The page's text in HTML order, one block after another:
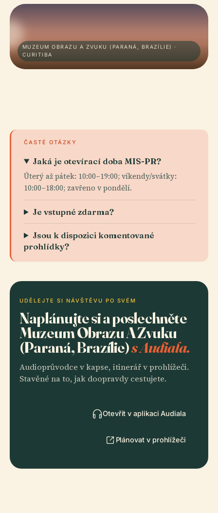
MUZEUM OBRAZU A ZVUKU (PARANÁ, BRAZÍLIE) ·
CURITIBA
ČASTÉ OTÁZKY
Jaká je otevírací doba MIS-PR?
Úterý až pátek: 10:00–19:00; víkendy/svátky:
10:00–18:00; zavřeno v pondělí.
Je vstupné zdarma?
Jsou k dispozici komentované
prohlídky?
UDĚLEJTE SI NÁVŠTĚVU PO SVÉM
Naplánujte si a poslechněte
Muzeum Obrazu A Zvuku
(Paraná, Brazílie)s Audiala.
Audioprůvodce v kapse, itinerář v prohlížeči.
Stavěné na to, jak doopravdy cestujete.
Otevřít v aplikaci Audiala
Plánovat v prohlížeči